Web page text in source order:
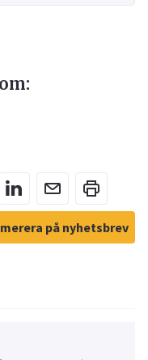
på nyhetsbrev